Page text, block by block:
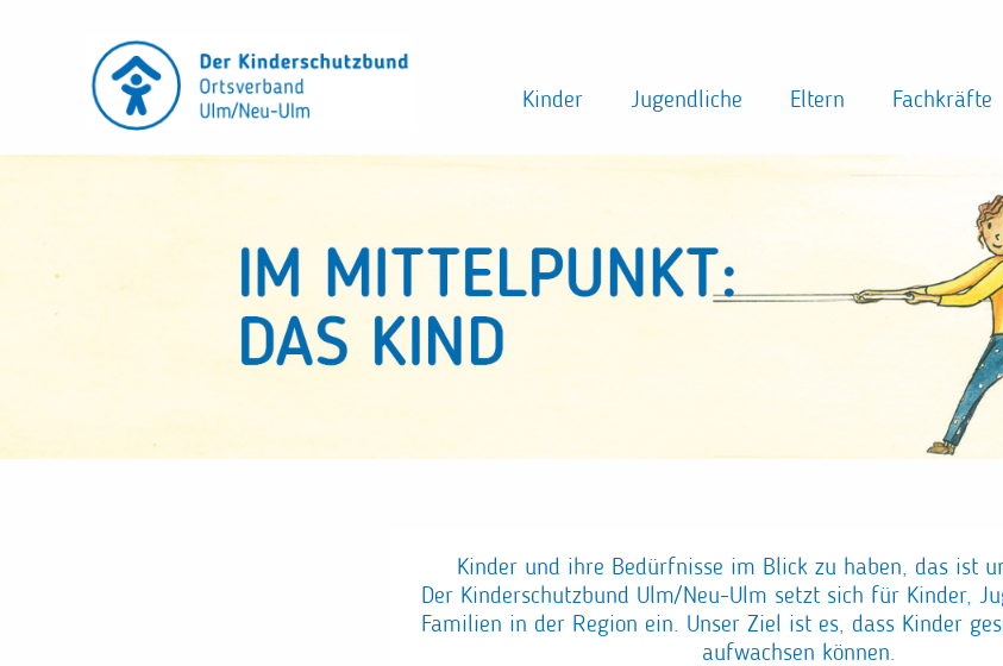
Kinder
Jugendliche Eltern Fachkräfte
Kinder und ihre Bedürfnisse im Blick zu haben, das ist
Der Kinderschutzbund Ulm/Neu-Ulm setzt sich für Kinder,
Familien in der Region ein. Unser Ziel ist es, dass Kinder
aufwachsen können.